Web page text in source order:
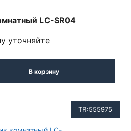
LC-SR04
уточняйте
В корзину
TR:555975